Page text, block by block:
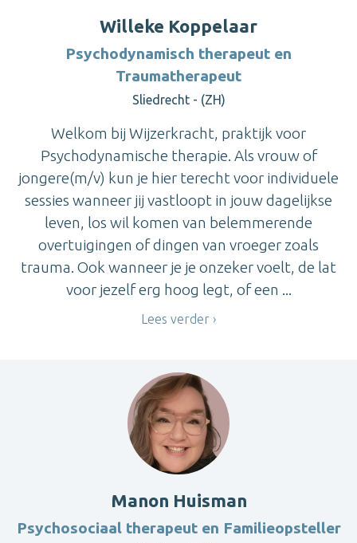
Willeke Koppelaar
Psychodynamisch therapeut en
Traumatherapeut
Sliedrecht - (ZH)
Welkom bij Wijzerkracht, praktijk voor
Psychodynamische therapie. Als vrouw of
jongere(m/v) kun je hier terecht voor individuele
sessies wanneer jij vastloopt in jouw dagelijkse
leven, los wil komen van belemmerende
overtuigingen of dingen van vroeger zoals
trauma. Ook wanneer je je onzeker voelt, de lat
voor jezelf erg hoog legt, of een ...
Lees verder
Manon Huisman
Psychosociaal therapeut en Familieopsteller